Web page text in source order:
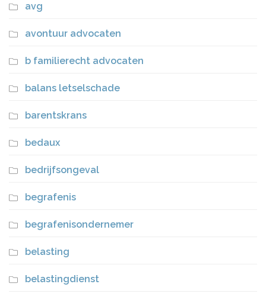
avg
avontuur advocaten
b familierecht advocaten
balans letselschade
barentskrans
bedaux
bedrijfsongeval
begrafenis
begrafenisondernemer
belasting
belastingdienst